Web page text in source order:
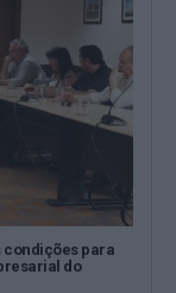
condições para
do